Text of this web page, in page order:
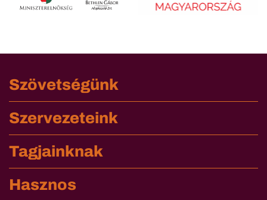
Szövetségünk
Szervezeteink
Tagjainknak
Hasznos